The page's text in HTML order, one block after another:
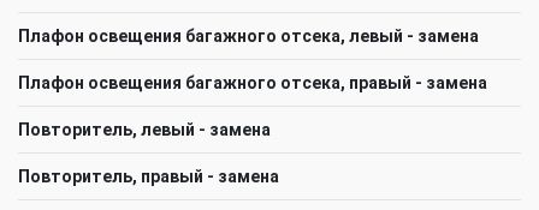
Плафон освещения багажного отсека, левый - замена
Плафон освещения багажного отсека, правый - замена
Повторитель, левый - замена
Повторитель, правый - замена